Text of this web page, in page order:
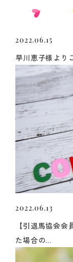
2022.06.15
早川恵子様より
2022.06.13
【引退馬協会
た場合の...